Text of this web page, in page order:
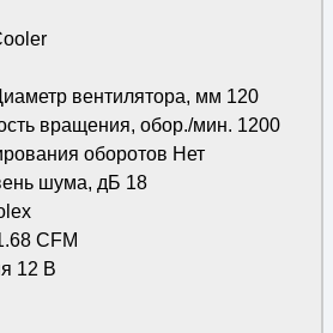
вентилятора, мм 120
вращения, обор./мин. 1200
оборотов Нет
шума, дБ 18
CFM
12 В